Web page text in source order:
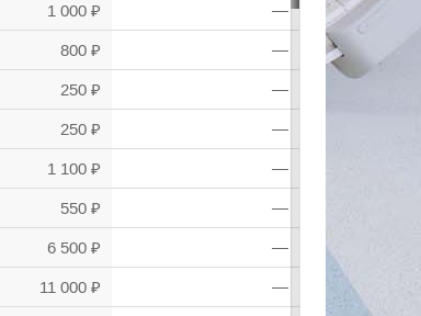
1 000 ₽ —
800 ₽ —
250 ₽ —
250 ₽ —
1 100 ₽ —
550 ₽ —
6 500 ₽ —
11 000 ₽ —